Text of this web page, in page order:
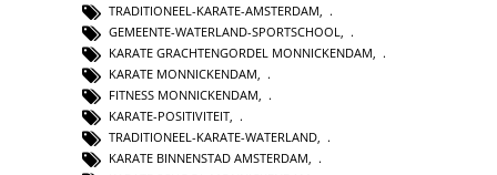
TRADITIONEEL-KARATE-AMSTERDAM
GEMEENTE-WATERLAND-SPORTSCHOOL
KARATE GRACHTENGORDEL MONNICKENDAM
KARATE MONNICKENDAM
FITNESS MONNICKENDAM
KARATE-POSITIVITEIT
TRADITIONEEL-KARATE-WATERLAND
KARATE BINNENSTAD AMSTERDAM